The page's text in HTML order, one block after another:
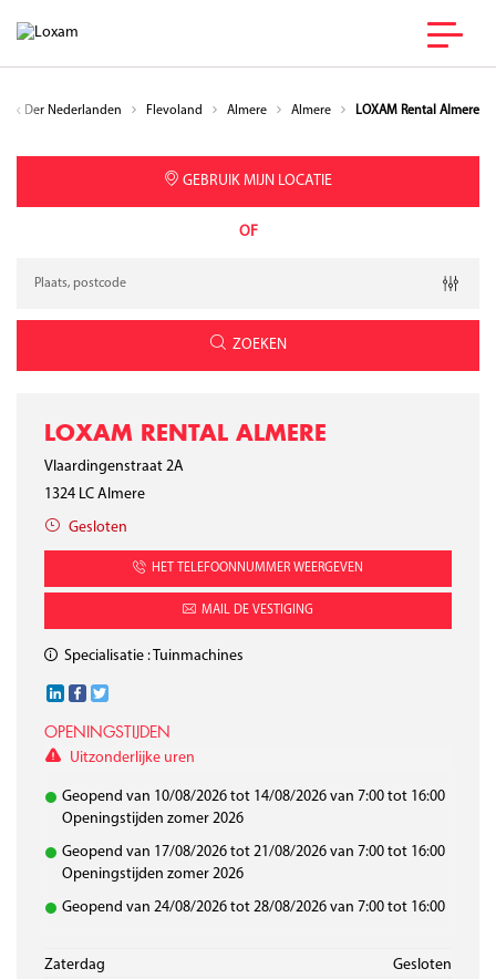
Der Nederlanden Flevoland Almere Almere LOXAM Rental Almere
GEBRUIK MIJN LOCATIE
OF
Breedtegraad
Lengtegraad
Geolocation
ZOEKEN
LOXAM RENTAL ALMERE
Vlaardingenstraat 2A
1324 LC Almere
Gesloten
HET TELEFOONNUMMER WEERGEVEN
MAIL DE VESTIGING
Specialisatie : Tuinmachines
OPENINGSTIJDEN
Uitzonderlijke uren
Geopend van 10/08/2026 tot 14/08/2026 van 7:00 tot 16:00
Openingstijden zomer 2026
Geopend van 17/08/2026 tot 21/08/2026 van 7:00 tot 16:00
Openingstijden zomer 2026
Geopend van 24/08/2026 tot 28/08/2026 van 7:00 tot 16:00
Maandag 7:00 - 16:00
Dinsdag 7:00 - 16:00
Woensdag 7:00 - 16:00
Donderdag 7:00 - 16:00
Vrĳdag 7:00 - 16:00
Zaterdag
Gesloten